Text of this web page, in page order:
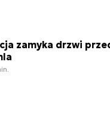
zamyka drzwi